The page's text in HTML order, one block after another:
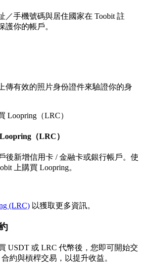
／手機號碼與居住國家在 Toobit 註
護你的帳戶。
傳有效的照片身份證件來驗證你的身
（LRC）
後新增信用卡 / 金融卡或銀行帳戶。使
上購買 Loopring。
(LRC) 以獲取更多資訊。
USDT 或 LRC 代幣後，您即可開始交
約與槓桿交易，以提升收益。